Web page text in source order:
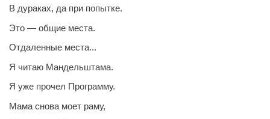
В дураках, да при попытке.
Это — общие места.
Отдаленные места...
Я читаю Мандельштама.
Я уже прочел Программу.
Мама снова моет раму,